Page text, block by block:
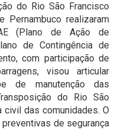
do Rio São Francisco
realizaram
(Plano de Ação de
de Contingência de
com participação de
visou articular
de manutenção das
do Rio São
das comunidades. O
de segurança